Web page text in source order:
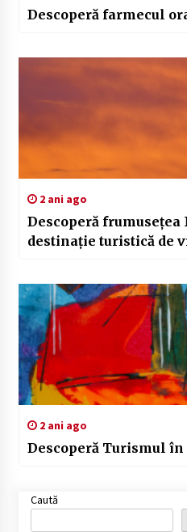
Descoperă farmecul
2 ani ago
Descoperă frumusețea
destinație turistică de
2 ani ago
Descoperă Turismul
Caută